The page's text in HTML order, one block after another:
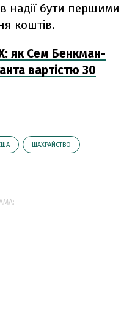
надії бути першими
коштів.
як Сем Бенкман-
вартістю 30
ШАХРАЙСТВО